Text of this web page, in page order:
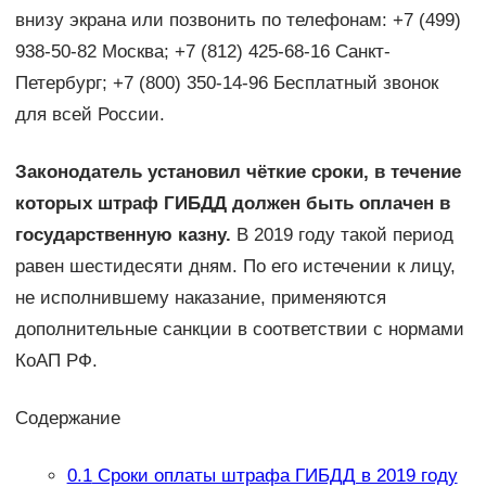
внизу экрана или позвонить по телефонам: +7 (499)
938-50-82 Москва; +7 (812) 425-68-16 Санкт-
Петербург; +7 (800) 350-14-96 Бесплатный звонок
для всей России.
Законодатель установил чёткие сроки, в течение
которых штраф ГИБДД должен быть оплачен в
государственную казну. В 2019 году такой период
равен шестидесяти дням. По его истечении к лицу,
не исполнившему наказание, применяются
дополнительные санкции в соответствии с нормами
КоАП РФ.
Содержание
0.1Сроки оплаты штрафа ГИБДД в 2019 году